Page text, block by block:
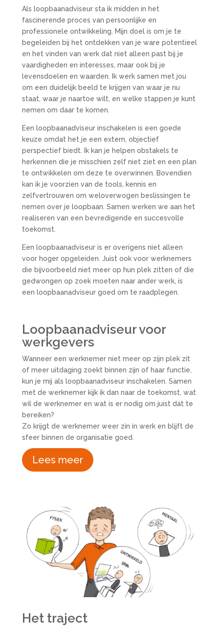
Als loopbaanadviseur sta ik midden in het
fascinerende proces van persoonlijke en
professionele ontwikkeling. Mijn doel is om je te
begeleiden bij het ontdekken van je ware potentieel
en het vinden van werk dat niet alleen past bij je
vaardigheden en interesses, maar ook bij je
levensdoelen en waarden. Ik werk samen met jou
om een duidelijk beeld te krijgen van waar je nu
staat, waar je naartoe wilt, en welke stappen je kunt
nemen om daar te komen.
Een loopbaanadviseur inschakelen is een goede
keuze omdat het je een extern, objectief
perspectief biedt. Ik kan je helpen obstakels te
herkennen die je misschien zelf niet ziet en een plan
te ontwikkelen om deze te overwinnen. Bovendien
kan ik je voorzien van de tools, kennis en
zelfvertrouwen om weloverwogen beslissingen te
nemen over je loopbaan. Samen werken we aan het
realiseren van een bevredigende en succesvolle
toekomst.
Een loopbaanadviseur is er overigens niet alleen
voor hoger opgeleiden. Juist ook voor werknemers
die bijvoorbeeld niet meer op hun plek zitten of die
gedwongen op zoek moeten naar ander werk, is
een loopbaanadviseur goed om te raadplegen.
Loopbaanadviseur voor
werkgevers
Wanneer een werknemer niet meer op zijn plek zit
of meer uitdaging zoekt binnen zijn of haar functie,
kun je mij als loopbaanadviseur inschakelen. Samen
met de werknemer kijk ik dan naar de toekomst, wat
wil de werknemer en wat is er nodig om juist dát te
bereiken?
Zo krijgt de werknemer weer zin in werk en blijft de
sfeer binnen de organisatie goed.
Lees meer
Het traject